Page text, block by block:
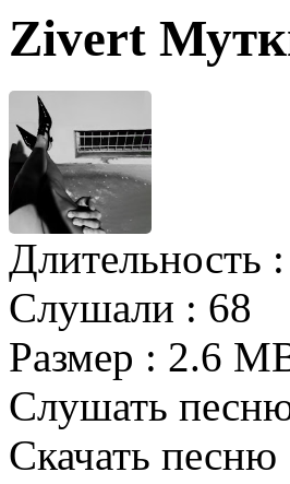
Zivert
Длительность :
Слушали : 68
Размер : 2.6
Слушать
Скачать песню